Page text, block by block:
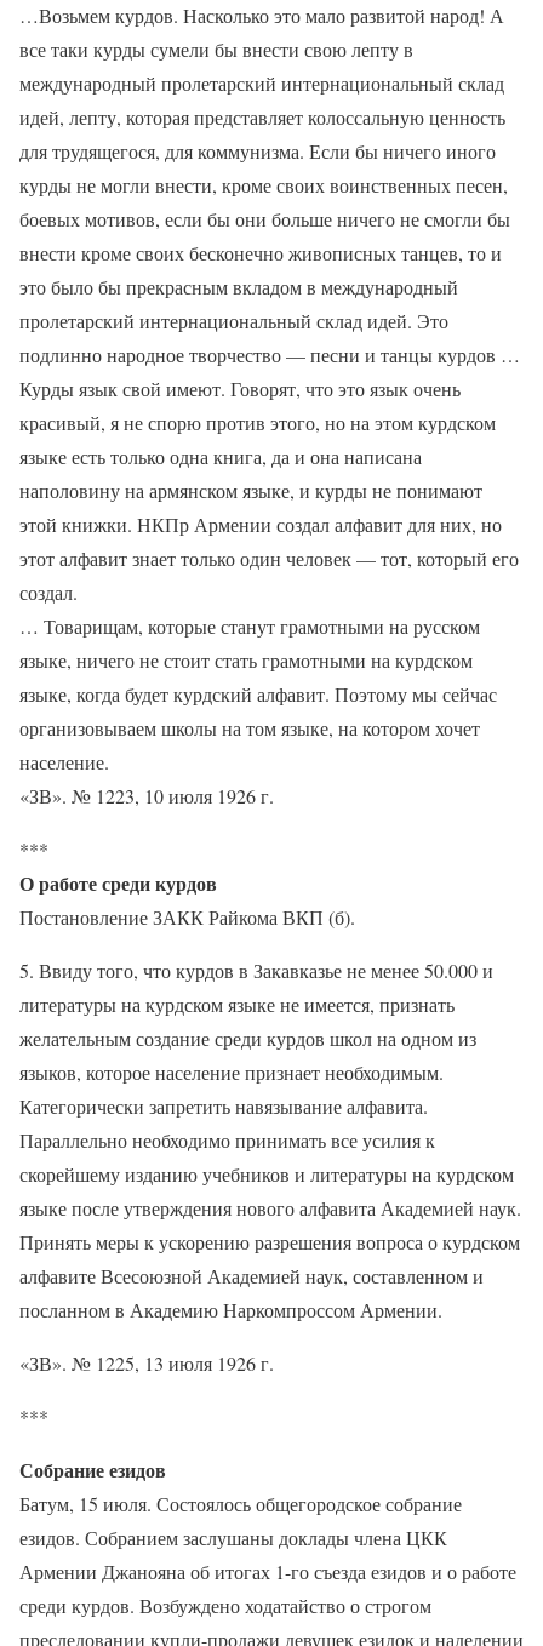
…Возьмем курдов. Насколько это мало развитой народ! А
все таки курды сумели бы внести свою лепту в
международный пролетарский интернациональный склад
идей, лепту, которая представляет колоссальную ценность
для трудящегося, для коммунизма. Если бы ничего иного
курды не могли внести, кроме своих воинственных песен,
боевых мотивов, если бы они больше ничего не смогли бы
внести кроме своих бесконечно живописных танцев, то и
это было бы прекрасным вкладом в международный
пролетарский интернациональный склад идей. Это
подлинно народное творчество — песни и танцы курдов …
Курды язык свой имеют. Говорят, что это язык очень
красивый, я не спорю против этого, но на этом курдском
языке есть только одна книга, да и она написана
наполовину на армянском языке, и курды не понимают
этой книжки. НКПр Армении создал алфавит для них, но
этот алфавит знает только один человек — тот, который его
создал.
… Товарищам, которые станут грамотными на русском
языке, ничего не стоит стать грамотными на курдском
языке, когда будет курдский алфавит. Поэтому мы сейчас
организовываем школы на том языке, на котором хочет
население.
«ЗВ». № 1223, 10 июля 1926 г.
***
О работе среди курдов
Постановление ЗАКК Райкома ВКП (б).
5. Ввиду того, что курдов в Закавказье не менее 50.000 и
литературы на курдском языке не имеется, признать
желательным создание среди курдов школ на одном из
языков, которое население признает необходимым.
Категорически запретить навязывание алфавита.
Параллельно необходимо принимать все усилия к
скорейшему изданию учебников и литературы на курдском
языке после утверждения нового алфавита Академией наук.
Принять меры к ускорению разрешения вопроса о курдском
алфавите Всесоюзной Академией наук, составленном и
посланном в Академию Наркомпроссом Армении.
«ЗВ». № 1225, 13 июля 1926 г.
***
Собрание езидов
Батум, 15 июля. Состоялось общегородское собрание
езидов. Собранием заслушаны доклады члена ЦКК
Армении Джанояна об итогах 1-го съезда езидов и о работе
среди курдов. Возбуждено ходатайство о строгом
преследовании купли-продажи девушек езидок и наделении